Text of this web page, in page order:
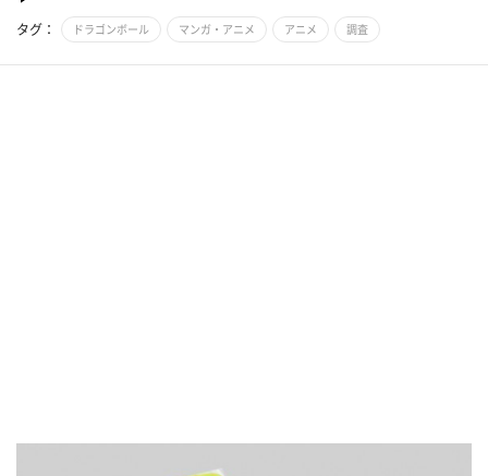
タグ： ドラゴンボール マンガ・アニメ アニメ 調査